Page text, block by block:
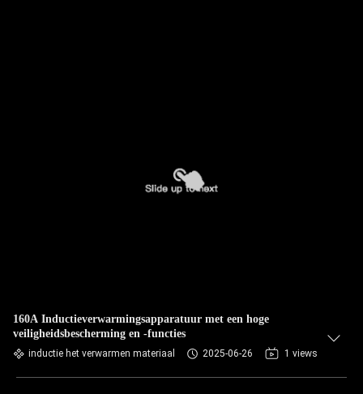
160A Inductieverwarmingsapparatuur met een hoge
veiligheidsbescherming en -functies
inductie het verwarmen materiaal 2025-06-26 1 views